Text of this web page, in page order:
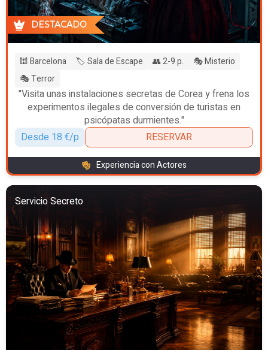
DESTACADO
🕍 Barcelona 🏷️ Sala de Escape 👥 2-9 p.
🎭 Misterio
🎭 Terror
"Visita unas instalaciones secretas de Corea y frena los
experimentos ilegales de conversión de turistas en
psicópatas durmientes."
Desde 18 €/p
RESERVAR
Experiencia con Actores
Servicio Secreto